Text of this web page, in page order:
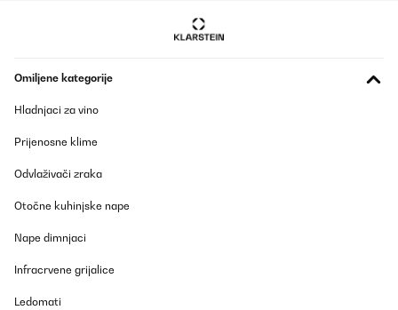
Omiljene kategorije
Hladnjaci za vino
Prijenosne klime
Odvlaživači zraka
Otočne kuhinjske nape
Nape dimnjaci
Infracrvene grijalice
Ledomati